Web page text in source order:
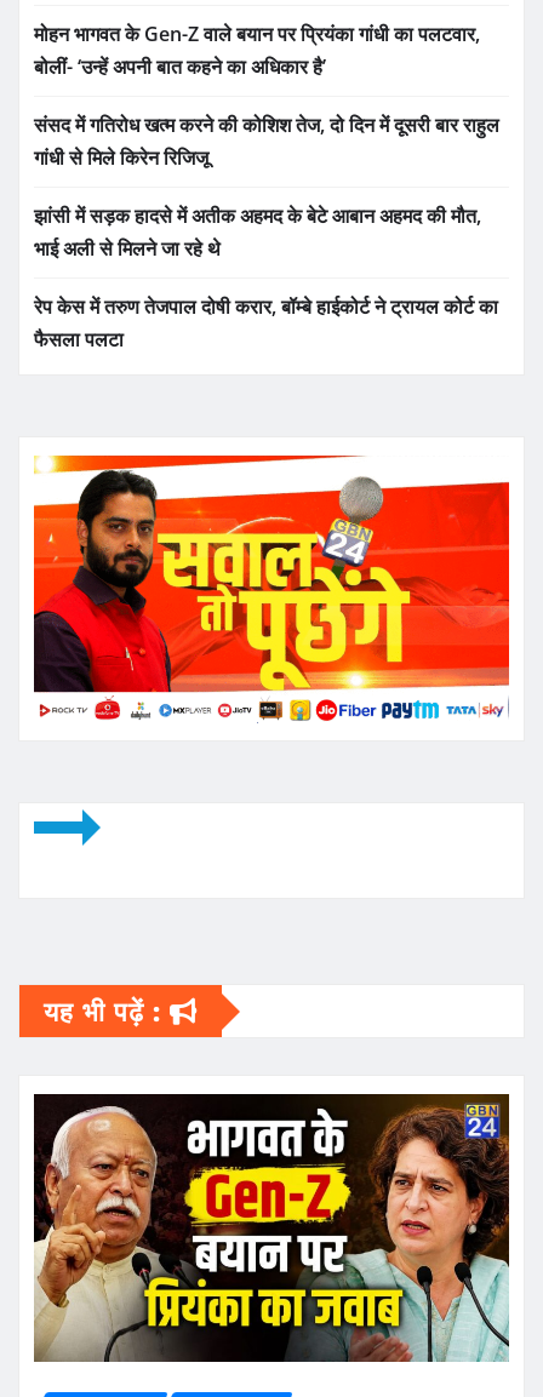
मोहन भागवत के Gen-Z वाले बयान पर प्रियंका गांधी का पलटवार,
बोलीं- ‘उन्हें अपनी बात कहने का अधिकार है’
संसद में गतिरोध खत्म करने की कोशिश तेज, दो दिन में दूसरी बार राहुल
गांधी से मिले किरेन रिजिजू
झांसी में सड़क हादसे में अतीक अहमद के बेटे आबान अहमद की मौत,
भाई अली से मिलने जा रहे थे
रेप केस में तरुण तेजपाल दोषी करार, बॉम्बे हाईकोर्ट ने ट्रायल कोर्ट का
फैसला पलटा
यह भी पढ़ें :